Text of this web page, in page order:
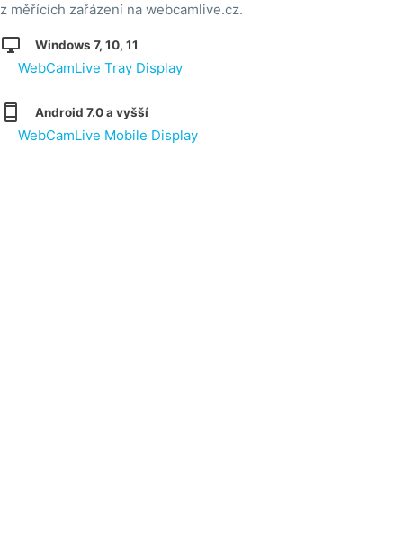
z měřících zařázení na webcamlive.cz.
 Windows 7, 10, 11
WebCamLive Tray Display
 Android 7.0 a vyšší
WebCamLive Mobile Display